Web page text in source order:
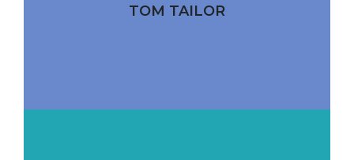
TOM TAILOR